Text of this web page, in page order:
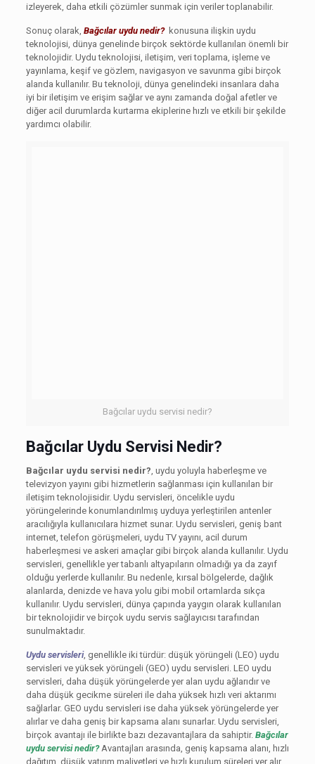
izleyerek, daha etkili çözümler sunmak için veriler toplanabilir.
Sonuç olarak, Bağcılar uydu nedir?konusuna ilişkin uydu
teknolojisi, dünya genelinde birçok sektörde kullanılan önemli bir
teknolojidir. Uydu teknolojisi, iletişim, veri toplama, işleme ve
yayınlama, keşif ve gözlem, navigasyon ve savunma gibi birçok
alanda kullanılır. Bu teknoloji, dünya genelindeki insanlara daha
iyi bir iletişim ve erişim sağlar ve aynı zamanda doğal afetler ve
diğer acil durumlarda kurtarma ekiplerine hızlı ve etkili bir şekilde
yardımcı olabilir.
Bağcılar uydu servisi nedir?
Bağcılar Uydu Servisi Nedir?
Bağcılar uydu servisi nedir? , uydu yoluyla haberleşme ve
televizyon yayını gibi hizmetlerin sağlanması için kullanılan bir
iletişim teknolojisidir. Uydu servisleri, öncelikle uydu
yörüngelerinde konumlandırılmış uyduya yerleştirilen antenler
aracılığıyla kullanıcılara hizmet sunar. Uydu servisleri, geniş bant
internet, telefon görüşmeleri, uydu TV yayını, acil durum
haberleşmesi ve askeri amaçlar gibi birçok alanda kullanılır. Uydu
servisleri, genellikle yer tabanlı altyapıların olmadığı ya da zayıf
olduğu yerlerde kullanılır. Bu nedenle, kırsal bölgelerde, dağlık
alanlarda, denizde ve hava yolu gibi mobil ortamlarda sıkça
kullanılır. Uydu servisleri, dünya çapında yaygın olarak kullanılan
bir teknolojidir ve birçok uydu servis sağlayıcısı tarafından
sunulmaktadır.
Uydu servisleri, genellikle iki türdür: düşük yörüngeli (LEO) uydu
servisleri ve yüksek yörüngeli (GEO) uydu servisleri. LEO uydu
servisleri, daha düşük yörüngelerde yer alan uydu ağlarıdır ve
daha düşük gecikme süreleri ile daha yüksek hızlı veri aktarımı
sağlarlar. GEO uydu servisleri ise daha yüksek yörüngelerde yer
alırlar ve daha geniş bir kapsama alanı sunarlar. Uydu servisleri,
birçok avantajı ile birlikte bazı dezavantajlara da sahiptir. Bağcılar
uydu servisi nedir?Avantajları arasında, geniş kapsama alanı, hızlı
dağıtım, düşük yatırım maliyetleri ve hızlı kurulum süreleri yer alır.